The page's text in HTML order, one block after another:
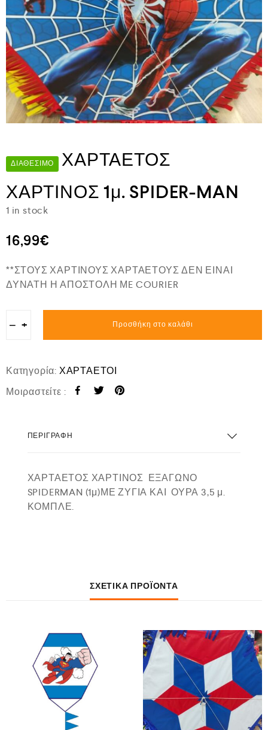
ΔΙΑΘΈΣΙΜΟ
ΧΑΡΤΑΕΤΟΣ
ΧΑΡΤΙΝΟΣ 1μ. SPIDER-MAN
1 in stock
16,99€
**ΣΤΟΥΣ ΧΑΡΤΙΝΟΥΣ ΧΑΡΤΑΕΤΟΥΣ ΔΕΝ ΕΙΝΑΙ
ΔΥΝΑΤΗ Η ΑΠΟΣΤΟΛΗ ΜE COURIER
− + Προσθήκη στο καλάθι
Κατηγορία: ΧΑΡΤΑΕΤΟΙ
Μοιραστείτε :
ΠΕΡΙΓΡΑΦΉ
ΧΑΡΤΑΕΤΟΣ ΧΑΡΤΙΝΟΣ ΕΞΑΓΩΝΟ
SPIDERMAN (1μ)ΜΕ ΖΥΓΙΑ ΚΑΙ ΟΥΡΑ 3,5 μ.
ΚΟΜΠΛΕ.
ΣΧΕΤΙΚΆ ΠΡΟΪΌΝΤΑ